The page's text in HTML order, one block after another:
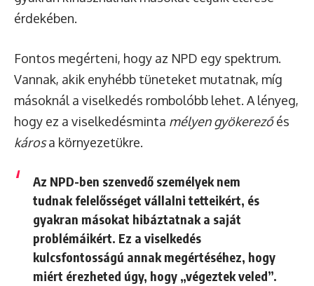
érdekében.
Fontos megérteni, hogy az NPD egy spektrum.
Vannak, akik enyhébb tüneteket mutatnak, míg
másoknál a viselkedés rombolóbb lehet. A lényeg,
hogy ez a viselkedésminta mélyen gyökerezőés
károsa környezetükre.
Az NPD-ben szenvedő személyek nem
tudnak felelősséget vállalni tetteikért, és
gyakran másokat hibáztatnak a saját
problémáikért. Ez a viselkedés
kulcsfontosságú annak megértéséhez, hogy
miért érezheted úgy, hogy „végeztek veled”.